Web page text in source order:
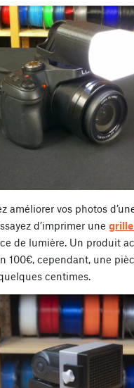
améliorer vos photos
d’imprimer une grille
de lumière. Un produit
100€, cependant, une
centimes.